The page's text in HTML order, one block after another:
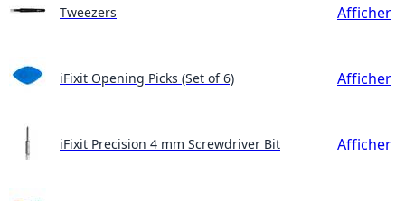
Tweezers Afficher
iFixit Opening Picks (Set of 6) Afficher
iFixit Precision 4 mm Screwdriver Bit Afficher